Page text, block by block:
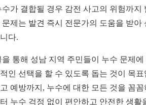
수가 결합될 경우 감전 사고의 위험까지
문제는 발견 즉시 전문가의 도움을 받아
다.
을 통해 성남 지역 주민들이 누수 문제
인 선택을 할 수 있도록 돕는 것이 목
예방까지, 누수에 대한 모든 것을 꼼
누수 걱정 없이 편안하고 안전한 생활